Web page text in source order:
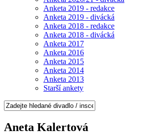
Anketa 2019 - redakce
Anketa 2019 - divácká
Anketa 2018 - redakce
Anketa 2018 - divácká
Anketa 2017
Anketa 2016
Anketa 2015
Anketa 2014
Anketa 2013
Starší ankety
Aneta Kalertová